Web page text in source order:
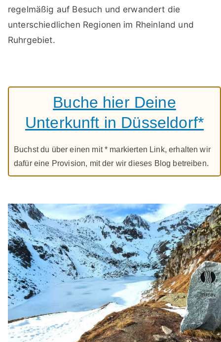
regelmäßig auf Besuch und erwandert die
unterschiedlichen Regionen im Rheinland und
Ruhrgebiet.
Buche hier Deine
Unterkunft in Düsseldorf*
Buchst du über einen mit * markierten Link, erhalten wir
dafür eine Provision, mit der wir dieses Blog betreiben.